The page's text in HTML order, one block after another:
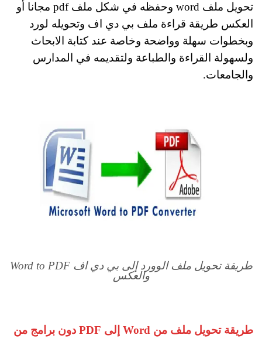
تحويل ملف word وحفظه في شكل ملف pdf مجانا أو
العكس طريقة قراءة ملف بي دي اف وتحويله لورد
وبخطوات سهلة وواضحة وخاصة عند كتابة الابحاث
ولسهولة القراءة والطباعة ولتقديمه في المدارس
والجامعات.
طريقة تحويل ملف الوورد إلى بي دي اف Word to PDF
والعكس
طريقة تحويل ملف من Word إلى PDF دون برامج من